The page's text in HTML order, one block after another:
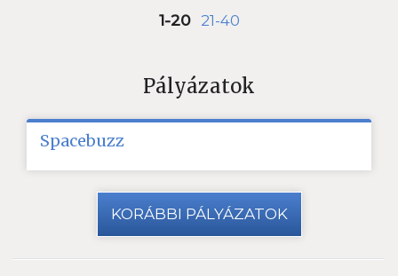
1-20 21-40
Pályázatok
Spacebuzz
KORÁBBI PÁLYÁZATOK